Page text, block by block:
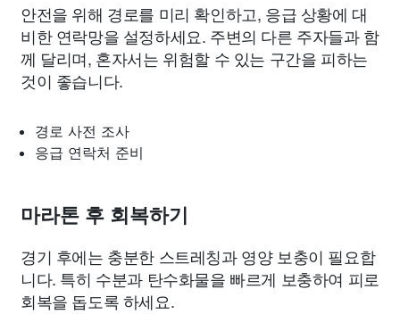
안전을 위해 경로를 미리 확인하고, 응급 상황에 대
비한 연락망을 설정하세요. 주변의 다른 주자들과 함
께 달리며, 혼자서는 위험할 수 있는 구간을 피하는
것이 좋습니다.
경로 사전 조사
응급 연락처 준비
마라톤 후 회복하기
경기 후에는 충분한 스트레칭과 영양 보충이 필요합
니다. 특히 수분과 탄수화물을 빠르게 보충하여 피로
회복을 돕도록 하세요.